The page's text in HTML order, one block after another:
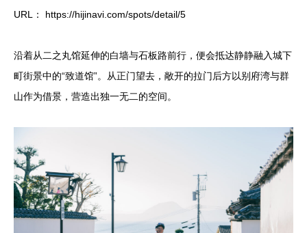
URL： https://hijinavi.com/spots/detail/5
沿着从二之丸馆延伸的白墙与石板路前行，便会抵达静静融入城下
町街景中的“致道馆”。从正门望去，敞开的拉门后方以别府湾与群
山作为借景，营造出独一无二的空间。